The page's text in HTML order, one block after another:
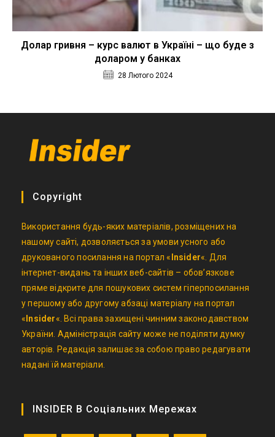
Долар гривня – курс валют в Україні – що буде з
доларом у банках
28 Лютого 2024
Copyright
Використання будь-яких матеріалів, розміщених на
нашому сайті, дозволяється за умови усного або
друкованого посилання на портал « Insider«. Для
інтернет-видань та інших веб-сайтів – обов’язкове
пряме відкрите для пошукових систем гіперпосилання
у першому або другому абзаці матеріалу на портал
« Insider«. Всі права захищені чинним законодавством
України. Адміністрація сайту може не поділяти думку
авторів. Редакція залишає за собою право редагувати
надані їй матеріали.
INSIDER В Соціальних Мережах